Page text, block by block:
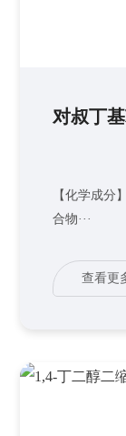
对叔丁
【化学成分
合物···
查看更